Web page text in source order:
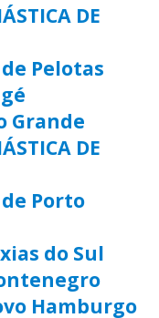
DE
Pelotas
Grande
DE
Porto
do Sul
Hamburgo